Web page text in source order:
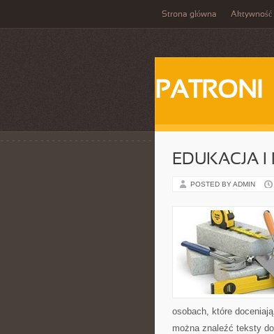
Strona główna Aktywność
PATRONI
EDUKACJA I
POSTED BY ADMIN
osobach, które
można znaleźć teksty